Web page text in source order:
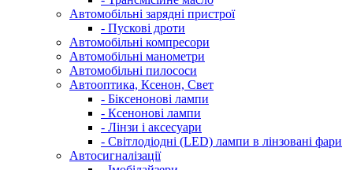
Автомобільні зарядні пристрої
- Пускові дроти
Автомобільні компресори
Автомобільні манометри
Автомобільні пилососи
Автооптика, Ксенон, Свет
- Біксенонові лампи
- Ксенонові лампи
- Лінзи і аксесуари
- Світлодіодні (LED) лампи в лінзовані фари
Автосигналізації